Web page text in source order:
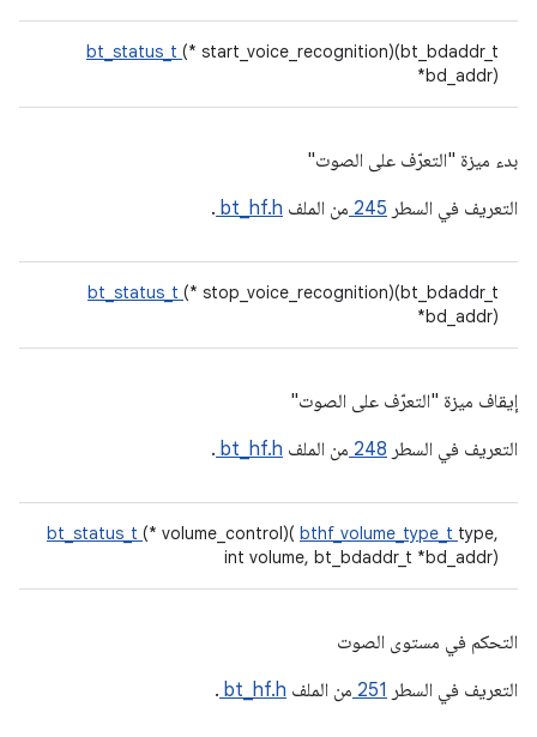
bt_status_t (* start_voice_recognition)(bt_bdaddr_t
*bd_addr)
بدء ميزة "التعرّف على الصوت"
التعريف في السطر 245 من الملف bt_hf.h
.
bt_status_t (* stop_voice_recognition)(bt_bdaddr_t
*bd_addr)
إيقاف ميزة "التعرّف على الصوت"
التعريف في السطر 248 من الملف bt_hf.h
.
bt_status_t (* volume_control)( bthf_volume_type_t type,
int volume, bt_bdaddr_t *bd_addr)
التحكم في مستوى الصوت
التعريف في السطر 251 من الملف bt_hf.h
.